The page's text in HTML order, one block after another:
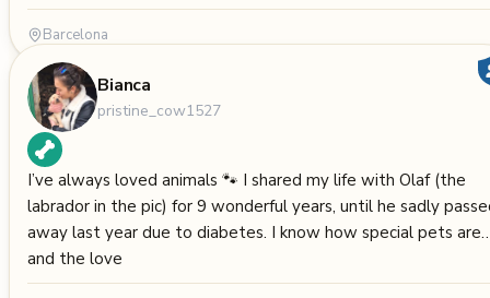
Barcelona
Bianca
pristine_cow1527
I’ve always loved animals 🐾 I shared my life with Olaf (the
labrador in the pic) for 9 wonderful years, until he sadly passed
away last year due to diabetes. I know how special pets are
and the love